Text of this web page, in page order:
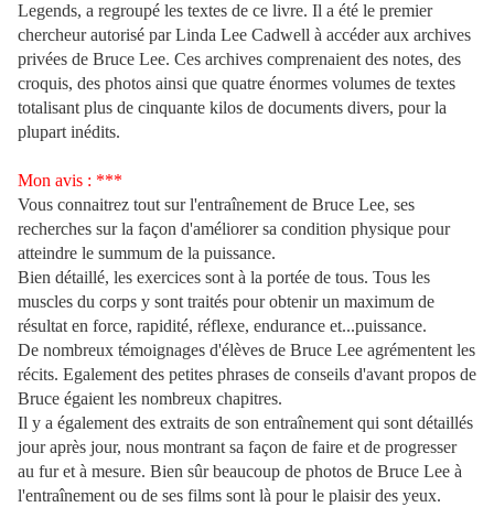
Legends, a regroupé les textes de ce livre. Il a été le premier
chercheur autorisé par Linda Lee Cadwell à accéder aux archives
privées de Bruce Lee. Ces archives comprenaient des notes, des
croquis, des photos ainsi que quatre énormes volumes de textes
totalisant plus de cinquante kilos de documents divers, pour la
plupart inédits.
Mon avis : ***
Vous connaitrez tout sur l'entraînement de Bruce Lee, ses
recherches sur la façon d'améliorer sa condition physique pour
atteindre le summum de la puissance.
Bien détaillé, les exercices sont à la portée de tous. Tous les
muscles du corps y sont traités pour obtenir un maximum de
résultat en force, rapidité, réflexe, endurance et...puissance.
De nombreux témoignages d'élèves de Bruce Lee agrémentent les
récits. Egalement des petites phrases de conseils d'avant propos de
Bruce égaient les nombreux chapitres.
Il y a également des extraits de son entraînement qui sont détaillés
jour après jour, nous montrant sa façon de faire et de progresser
au fur et à mesure. Bien sûr beaucoup de photos de Bruce Lee à
l'entraînement ou de ses films sont là pour le plaisir des yeux.